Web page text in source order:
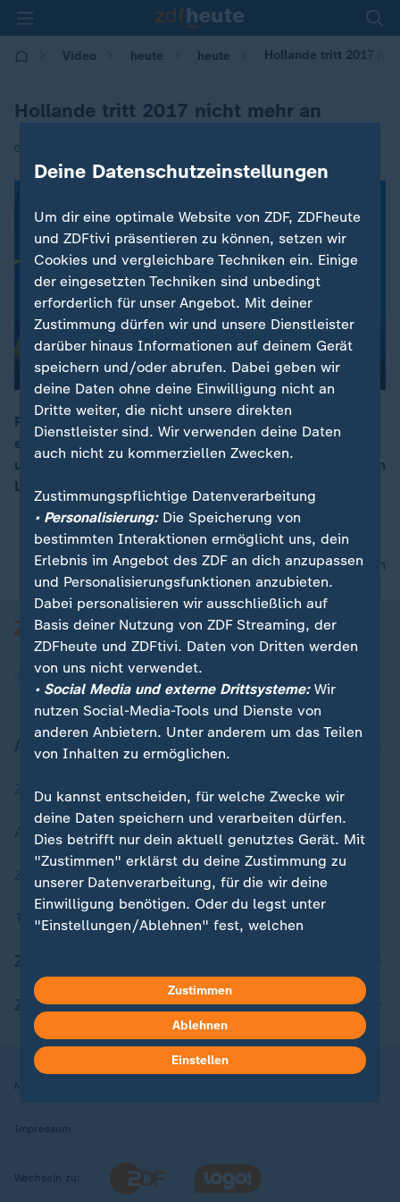
Video heute heute Hollande tritt 2017
Hollande tritt 2017 nicht mehr an
02.12.2016 | 08:52
00:04
Frankreichs Präsident François Hollande verzichtet auf
eine erneute Kandidatur. Der politisch angeschlagene
und unbeliebte Sozialist räumte ein, dass er im eigenen
Lager keinen breiten Rückhalt habe.
nach oben
Aktuell bei ZDFheute
Zuletzt veröffentlicht
Aktuelle Sendungs-Videos
ZDFheute Stories
Themen im Überblick
ZDFheute Apps
Nutzungsbedingungen
Impressum
Wechseln zu:
Deine Datenschutzeinstellungen
Um dir eine optimale Website von ZDF, ZDFheute
und ZDFtivi präsentieren zu können, setzen wir
Cookies und vergleichbare Techniken ein. Einige
der eingesetzten Techniken sind unbedingt
erforderlich für unser Angebot. Mit deiner
Zustimmung dürfen wir und unsere Dienstleister
darüber hinaus Informationen auf deinem Gerät
speichern und/oder abrufen. Dabei geben wir
deine Daten ohne deine Einwilligung nicht an
Dritte weiter, die nicht unsere direkten
Dienstleister sind. Wir verwenden deine Daten
auch nicht zu kommerziellen Zwecken.
Zustimmungspflichtige Datenverarbeitung
• Personalisierung:Die Speicherung von
bestimmten Interaktionen ermöglicht uns, dein
Erlebnis im Angebot des ZDF an dich anzupassen
und Personalisierungsfunktionen anzubieten.
Dabei personalisieren wir ausschließlich auf
Basis deiner Nutzung von ZDF Streaming, der
ZDFheute und ZDFtivi. Daten von Dritten werden
von uns nicht verwendet.
• Social Media und externe Drittsysteme:Wir
nutzen Social-Media-Tools und Dienste von
anderen Anbietern. Unter anderem um das Teilen
von Inhalten zu ermöglichen.
Du kannst entscheiden, für welche Zwecke wir
deine Daten speichern und verarbeiten dürfen.
Dies betrifft nur dein aktuell genutztes Gerät. Mit
"Zustimmen" erklärst du deine Zustimmung zu
unserer Datenverarbeitung, für die wir deine
Einwilligung benötigen. Oder du legst unter
"Einstellungen/Ablehnen" fest, welchen
kannst du jederzeit mit Wirkung für die Zukunft
in deinen Einstellungen widerrufen oder ändern.
Hier findest du das Impressum.
Weitere Informationen findest du in unserer
Zustimmen
Ablehnen
Einstellen